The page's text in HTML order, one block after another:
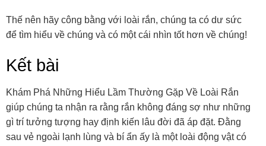
Thế nên hãy công bằng với loài rắn, chúng ta có dư sức
để tìm hiểu về chúng và có một cái nhìn tốt hơn về chúng!
Kết bài
Khám Phá Những Hiểu Lầm Thường Gặp Về Loài Rắn
giúp chúng ta nhận ra rằng rắn không đáng sợ như những
gì trí tưởng tượng hay định kiến lâu đời đã áp đặt. Đằng
sau vẻ ngoài lạnh lùng và bí ẩn ấy là một loài động vật có